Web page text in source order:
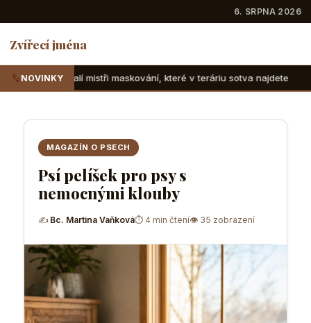
6. SRPNA 2026
Zvířecí jména
NOVINKY
maskování, které v teráriu sotva najdete Suchozemské
MAGAZÍN O PSECH
Psí pelíšek pro psy s
nemocnými klouby
✍ Bc. Martina Vaňková⏱ 4 min čtení👁 35 zobrazení